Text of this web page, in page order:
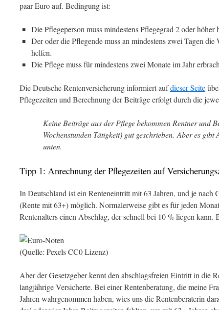
paar Euro auf. Bedingung ist:
Die Pflegeperson muss mindestens Pflegegrad 2 oder höher
Der oder die Pflegende muss an mindestens zwei Tagen
helfen.
Die Pflege muss für mindestens zwei Monate im Jahr
Die Deutsche Rentenversicherung informiert aufdieser Seite
Pflegezeiten und Berechnung der Beiträge erfolgt durch die
Keine Beiträge aus der Pflege bekommen Rentner und
Wochenstunden Tätigkeit) gut geschrieben. Aber es gibt
unten.
Tipp 1: Anrechnung der Pflegezeiten auf
In Deutschland ist ein Renteneintritt mit 63 Jahren, und je nach
(Rente mit 63+) möglich. Normalerweise gibt es für jeden
Rentenalters einen Abschlag, der schnell bei 10 % liegen kann.
(Quelle: Pexels CC0 Lizenz)
Aber der Gesetzgeber kennt den abschlagsfreien Eintritt in die
langjährige Versicherte. Bei einer Rentenberatung, die meine
Jahren wahrgenommen haben, wies uns die Rentenberaterin